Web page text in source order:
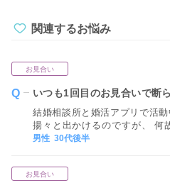
関連するお悩み
お見合い
いつも1回目のお見合いで断
結婚相談所と婚活アプリで活
揚々と出かけるのですが、 何
てしまい次につながりません
男性 30代後半
お見合い